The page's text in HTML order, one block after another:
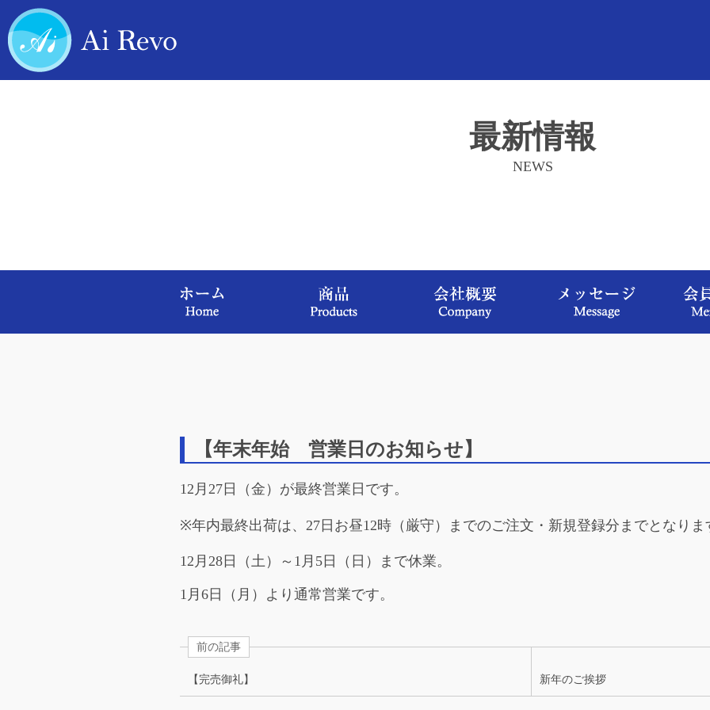
最新情報
NEWS
【年末年始 営業日のお知らせ】
12月27日（金）が最終営業日です。
※年内最終出荷は、27日お昼12時（厳守）までのご注文・新規登録分までとなりま
12月28日（土）～1月5日（日）まで休業。
1月6日（月）より通常営業です。
前の記事
【完売御礼】 新年のご挨拶